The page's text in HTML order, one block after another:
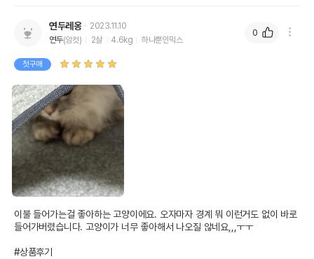
연두레옹
2023.11.10
연두(암컷) 2살 4.6kg 하나뿐인믹스
첫구매
이불 들어가는걸 좋아하는 고양이에요. 오자마자 경계 뭐 이런거도 없이 바로
들어가버렸습니다. 고양이가 너무 좋아해서 나오질 않네요,,,ㅜㅜ
#상품후기
0